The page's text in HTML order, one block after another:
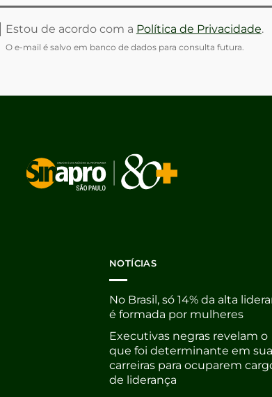
Estou de acordo com a Política de Privacidade.
O e-mail é salvo em banco de dados para consulta futura.
NOTÍCIAS
No Brasil, só 14% da alta
é formada por mulheres
Executivas negras revelam o
que foi determinante em
carreiras para ocuparem
de liderança